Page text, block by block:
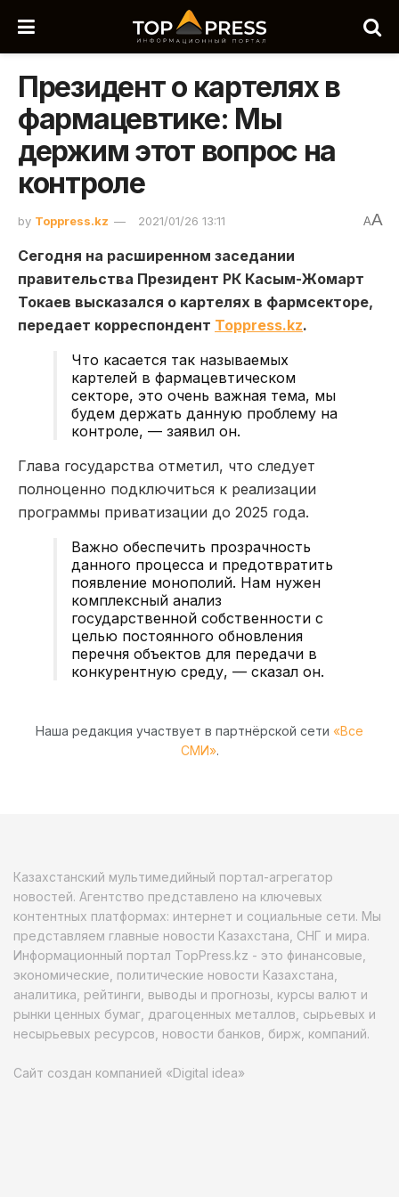
Президент о картелях в
фармацевтике: Мы
держим этот вопрос на
контроле
by Toppress.kz 2021/01/26 13:11 AA
Сегодня на расширенном заседании
правительства Президент РК Касым-Жомарт
Токаев высказался о картелях в фармсекторе,
передает корреспондент Toppress.kz.
Что касается так называемых
картелей в фармацевтическом
секторе, это очень важная тема, мы
будем держать данную проблему на
контроле, — заявил он.
Глава государства отметил, что следует
полноценно подключиться к реализации
программы приватизации до 2025 года.
Важно обеспечить прозрачность
данного процесса и предотвратить
появление монополий. Нам нужен
комплексный анализ
государственной собственности с
целью постоянного обновления
перечня объектов для передачи в
конкурентную среду, — сказал он.
Наша редакция участвует в партнёрской сети «Все
СМИ».
Казахстанский мультимедийный портал-агрегатор
новостей. Агентство представлено на ключевых
контентных платформах: интернет и социальные сети. Мы
представляем главные новости Казахстана, СНГ и мира.
Информационный портал TopPress.kz - это финансовые,
экономические, политические новости Казахстана,
аналитика, рейтинги, выводы и прогнозы, курсы валют и
рынки ценных бумаг, драгоценных металлов, сырьевых и
несырьевых ресурсов, новости банков, бирж, компаний.
Сайт создан компанией «Digital idea»